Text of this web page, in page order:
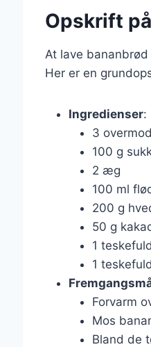
Opskrift
At lave
Her er en
Ingredienser:
3
100 g
2 æg
100 ml
200 g
50 g
1
1
Forvarm
Mos
Bland de